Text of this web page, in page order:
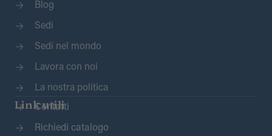
Blog
Sedi
Sedi nel mondo
Lavora con noi
La nostra politica
Link utili
Contatti
Richiedi catalogo